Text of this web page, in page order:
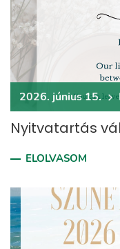
2026. június 15.
Nyitvatartás
ELOLVASOM